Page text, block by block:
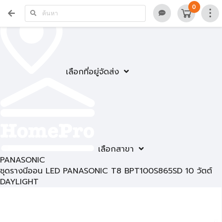
เลือกที่อยู่จัดส่ง
เลือกสาขา
0
PANASONIC
ชุดรางนีออน LED PANASONIC T8 BPT100S865SD 10 วัตต์
DAYLIGHT